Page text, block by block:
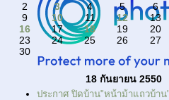
2
3 4 5 6
9
10 11 12 13
16
17 18 19 20
23
24 25 26 27
30
18 กันยายน 2550
ประกาศ ปิดบ้าน"หน้าม้าแถวบ้า